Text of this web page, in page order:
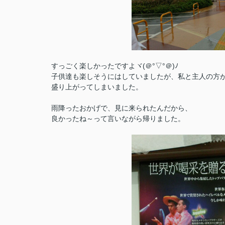
すっごく楽しかったですよヾ(＠°▽°＠)ﾉ
子供達も楽しそうにはしていましたが、私と主人の方
盛り上がってしまいました。
雨降ったおかげで、見に来られたんだから、
良かったね～って言いながら帰りました。